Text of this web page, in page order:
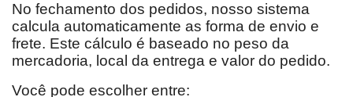
No fechamento dos pedidos, nosso sistema
calcula automaticamente as forma de envio e
frete. Este cálculo é baseado no peso da
mercadoria, local da entrega e valor do pedido.
Você pode escolher entre: